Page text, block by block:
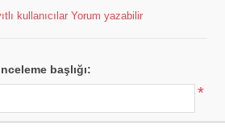
kullanıcılar Yorum yazabilir
başlığı:
*